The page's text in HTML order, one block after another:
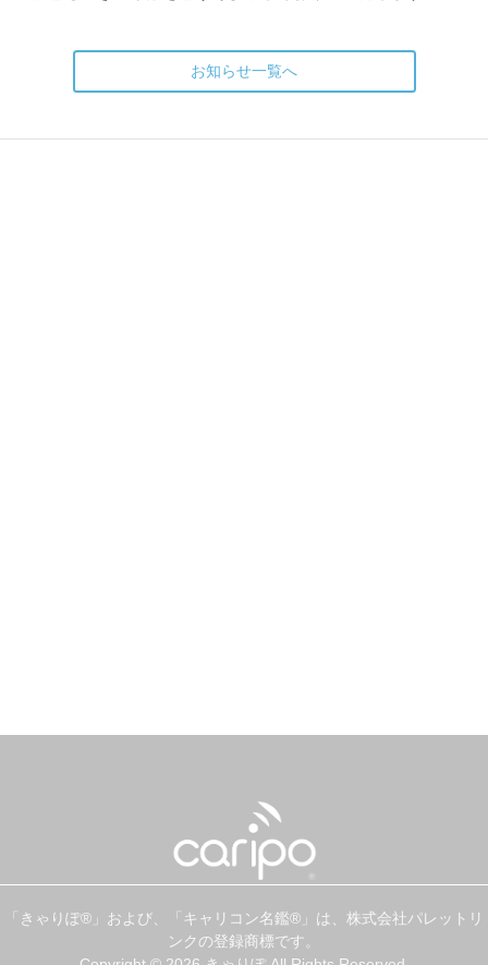
お知らせ一覧へ
「きゃりぽ®」および、「キャリコン名鑑®」は、株式会社パレットリ
ンクの登録商標です。